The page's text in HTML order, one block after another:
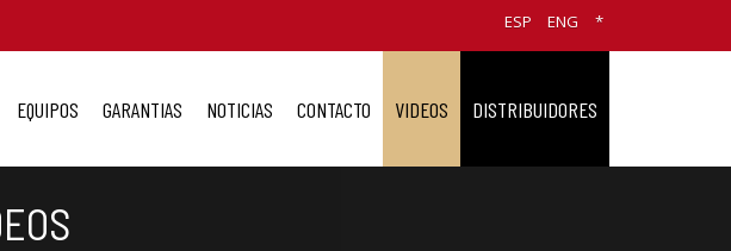
ESP ENG *
EQUIPOS GARANTIAS NOTICIAS CONTACTO VIDEOS DISTRIBUIDORES